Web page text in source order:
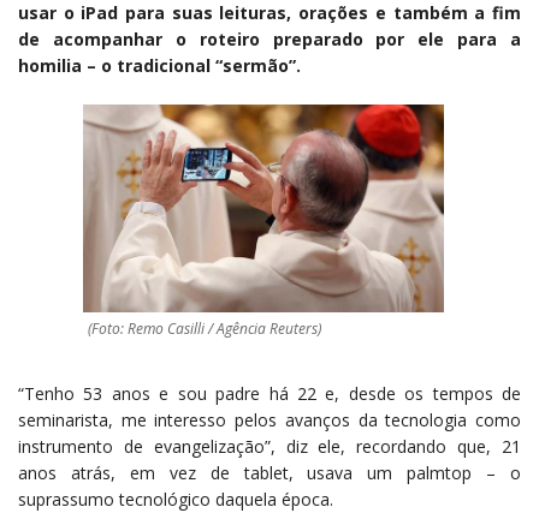
usar o iPad para suas leituras, orações e também a fim
de acompanhar o roteiro preparado por ele para a
homilia – o tradicional “sermão”.
(Foto: Remo Casilli / Agência Reuters)
“Tenho 53 anos e sou padre há 22 e, desde os tempos de
seminarista, me interesso pelos avanços da tecnologia como
instrumento de evangelização”, diz ele, recordando que, 21
anos atrás, em vez de tablet, usava um palmtop – o
suprassumo tecnológico daquela época.